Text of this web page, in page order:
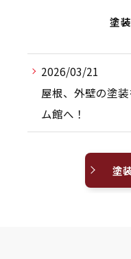
塗
2026/03/21
屋根、外壁の塗
ム館へ！
塗